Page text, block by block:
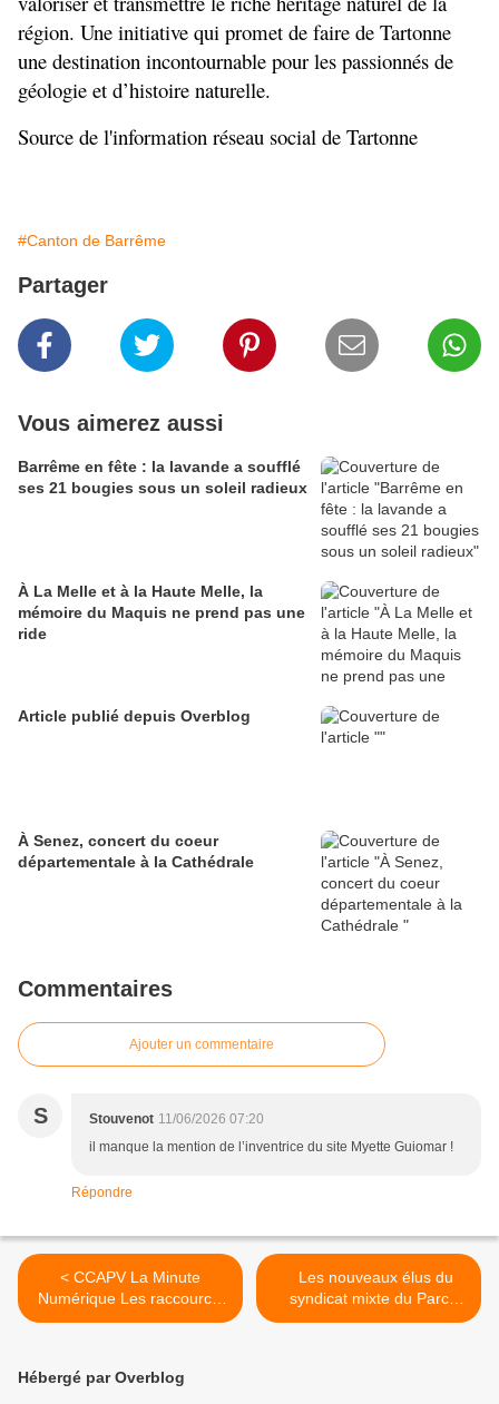
région. Une initiative qui promet de faire de Tartonne
une destination incontournable pour les passionnés de
géologie et d’histoire naturelle.
Source de l'information réseau social de Tartonne
#Canton de Barrême
Partager
Vous aimerez aussi
Barrême en fête : la lavande a soufflé
ses 21 bougies sous un soleil radieux
À La Melle et à la Haute Melle, la
mémoire du Maquis ne prend pas une
ride
Article publié depuis Overblog
À Senez, concert du coeur
départementale à la Cathédrale
Commentaires
Ajouter un commentaire
S Stouvenot 11/06/2026 07:20
il manque la mention de l’inventrice du site Myette Guiomar !
Répondre
< CCAPV La Minute
Numérique Les raccourcis
gestuels : photos et
Les nouveaux élus du
syndicat mixte du Parc
naturel régional du Verdon
Hébergé par Overblog